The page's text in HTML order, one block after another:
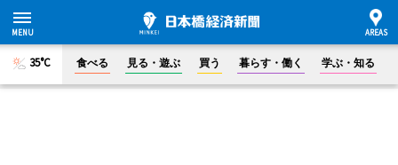
35°C 食べる 見る・遊ぶ 買う 暮らす・働く 学ぶ・知る